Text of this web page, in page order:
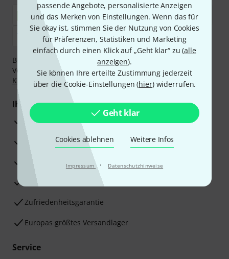
passende Angebote, personalisierte Anzeigen
und das Merken von Einstellungen. Wenn das für
Sie okay ist, stimmen Sie der Nutzung von Cookies
für Präferenzen, Statistiken und Marketing
einfach durch einen Klick auf „Geht klar“ zu (alle
anzeigen).
Sie können Ihre erteilte Zustimmung jederzeit
über die Cookie-Einstellungen (hier) widerrufen.
Geht klar
Cookies ablehnen Weitere Infos
Impressum · Datenschutzhinweise
Bezahlen Sie vertraulich und sicher per Nachnahme,
Vorkasse, PayPal, Amazon Pay,Klarna Sofort bezahlen
Klarna Ratenzahlungoder Kreditkarte.
Ihre Vorteile
3 Jahre Thomann Garantie
30 Tage Money-Back-Garantie
Beratung durch Fachexperten
Zufriedenheitsgarantie
Europas größtes Versandlager
Service